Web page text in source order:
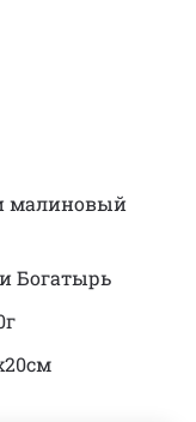
малиновый
Богатырь